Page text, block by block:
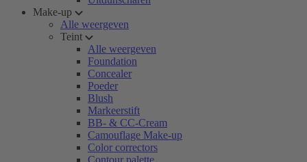
Make-up
Alle weergeven
Teint
Alle weergeven
Foundation
Concealer
Poeder
Blush
Markeerstift
BB- & CC-Cream
Camouflage Make-up
Color correctors
Contour palette